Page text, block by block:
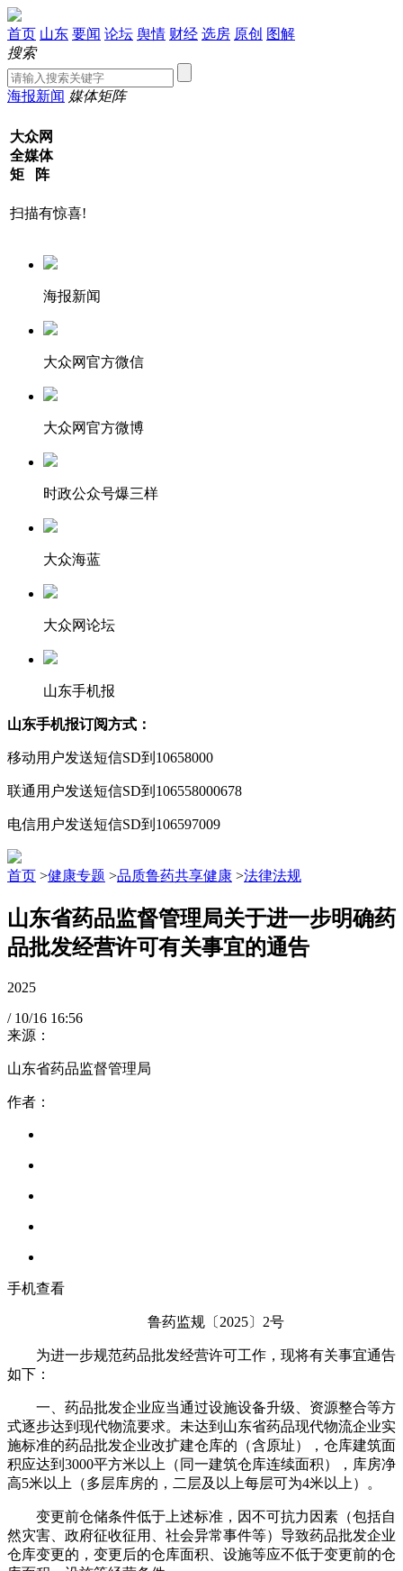
首页 山东 要闻 论坛 舆情 财经 选房 原创 图解
搜索
海报新闻 媒体矩阵
大众网
全媒体
矩 阵
扫描有惊喜!
海报新闻
大众网官方微信
大众网官方微博
时政公众号爆三样
大众海蓝
大众网论坛
山东手机报
山东手机报订阅方式：
移动用户发送短信SD到10658000
联通用户发送短信SD到106558000678
电信用户发送短信SD到106597009
首页 >健康专题 >品质鲁药共享健康 >法律法规
山东省药品监督管理局关于进一步明确药
品批发经营许可有关事宜的通告
2025
/ 10/16 16:56
来源：
山东省药品监督管理局
作者：
手机查看
鲁药监规〔2025〕2号
为进一步规范药品批发经营许可工作，现将有关事宜通告
如下：
一、药品批发企业应当通过设施设备升级、资源整合等方
式逐步达到现代物流要求。未达到山东省药品现代物流企业实
施标准的药品批发企业改扩建仓库的（含原址），仓库建筑面
积应达到3000平方米以上（同一建筑仓库连续面积），库房净
高5米以上（多层库房的，二层及以上每层可为4米以上）。
变更前仓储条件低于上述标准，因不可抗力因素（包括自
然灾害、政府征收征用、社会异常事件等）导致药品批发企业
仓库变更的，变更后的仓库面积、设施等应不低于变更前的仓